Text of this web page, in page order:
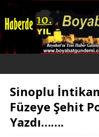
Sinoplu
Füzeye Şehit
Yazdı…….